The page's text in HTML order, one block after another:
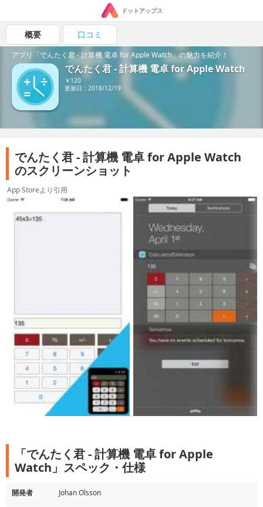
ドットアップス
概要 口コミ
アプリ「でんたく君 - 計算機 電卓 for Apple Watch」の魅力を紹介！
でんたく君 - 計算機 電卓 for Apple Watch
￥120
更新日：2018/12/19
でんたく君 - 計算機 電卓 for Apple Watch
のスクリーンショット
App Storeより引用
「でんたく君 - 計算機 電卓 for Apple
Watch」スペック・仕様
開発者
Johan Olsson